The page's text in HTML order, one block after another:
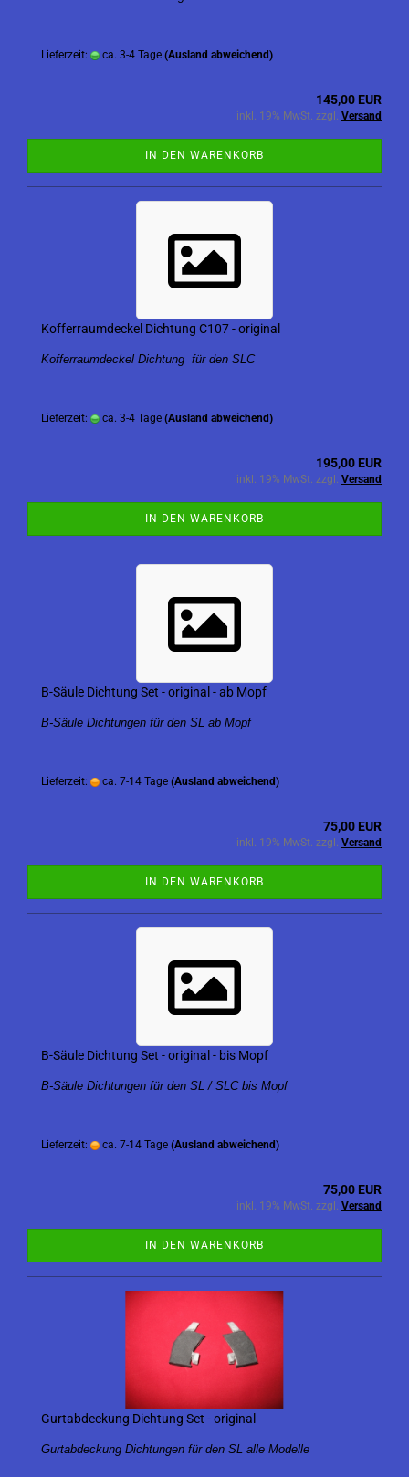
Lieferzeit: ca. 3-4 Tage (Ausland abweichend)
145,00 EUR
inkl. 19% MwSt. zzgl. Versand
IN DEN WARENKORB
Kofferraumdeckel Dichtung C107 - original
Kofferraumdeckel Dichtung für den SLC
Lieferzeit: ca. 3-4 Tage (Ausland abweichend)
195,00 EUR
inkl. 19% MwSt. zzgl. Versand
IN DEN WARENKORB
B-Säule Dichtung Set - original - ab Mopf
B-Säule Dichtungen für den SL ab Mopf
Lieferzeit: ca. 7-14 Tage (Ausland abweichend)
75,00 EUR
inkl. 19% MwSt. zzgl. Versand
IN DEN WARENKORB
B-Säule Dichtung Set - original - bis Mopf
B-Säule Dichtungen für den SL / SLC bis Mopf
Lieferzeit: ca. 7-14 Tage (Ausland abweichend)
75,00 EUR
inkl. 19% MwSt. zzgl. Versand
IN DEN WARENKORB
Gurtabdeckung Dichtung Set - original
Gurtabdeckung Dichtungen für den SL alle Modelle